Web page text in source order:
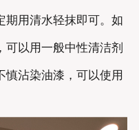
期用清水轻抹即可。如
以用一般中性清洁剂
慎沾染油漆，可以使用